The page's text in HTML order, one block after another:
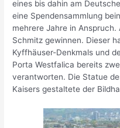
eines bis dahin am
eine Spendensammlung
mehrere Jahre in
Schmitz gewinnen. Dieser
Kyffhäuser-Denkmals und
Porta Westfalica bereits
verantworten. Die Statue
Kaisers gestaltete der